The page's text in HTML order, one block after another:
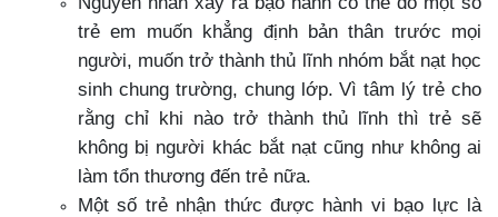
trẻ em muốn khẳng định bản thân trước mọi
người, muốn trở thành thủ lĩnh nhóm bắt nạt học
sinh chung trường, chung lớp. Vì tâm lý trẻ cho
rằng chỉ khi nào trở thành thủ lĩnh thì trẻ sẽ
không bị người khác bắt nạt cũng như không ai
làm tổn thương đến trẻ nữa.
Một số trẻ nhận thức được hành vi bạo lực là